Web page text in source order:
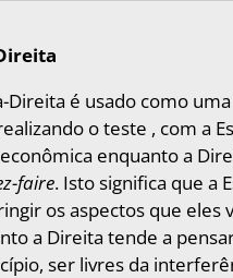
é usado como
o teste , com a
enquanto a
faire. Isto significa que a
os aspectos que eles
a Direita tende a
ser livres da